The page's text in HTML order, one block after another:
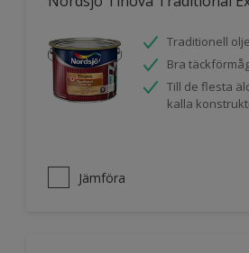
Traditionell
Bra
Till de flesta
kalla
Jämföra